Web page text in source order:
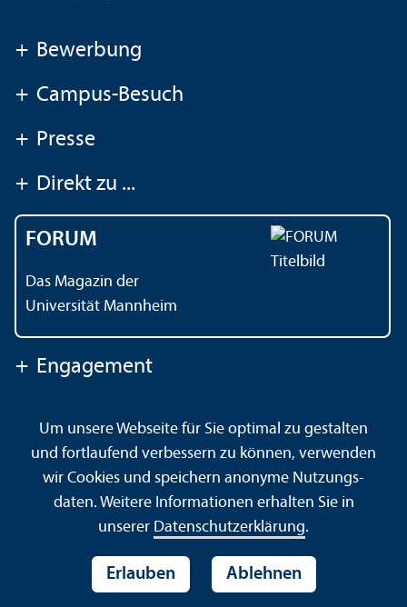
+ Bewerbung
+ Campus-Besuch
+ Presse
+ Direkt zu ...
FORUM
Das Magazin der
Universität Mannheim
+ Engagement
Kontakt Impressum Datenschutz
Barrierefreiheit
Gebärdensprache
Leichte Sprache
Sitemap
Hausordnung
Sicherheit und Notfälle
Um unsere Webseite für Sie optimal zu gestalten
und fortlaufend verbessern zu können, verwenden
wir Cookies und speichern anonyme Nutzungs­
daten. Weitere Informationen erhalten Sie in
unserer Datenschutz­erklärung.
Erlauben Ablehnen